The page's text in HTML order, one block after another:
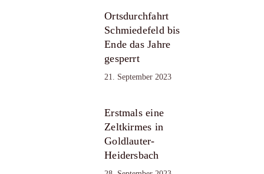
Ortsdurchfahrt
Schmiedefeld bis
Ende das Jahre
gesperrt
21. September 2023
Erstmals eine
Zeltkirmes in
Goldlauter-
Heidersbach